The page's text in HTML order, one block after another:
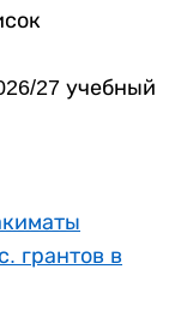
27 учебный
грантов в